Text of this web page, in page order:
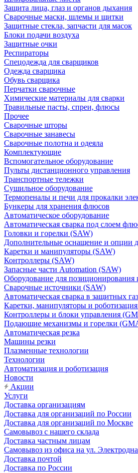
Защита лица, глаз и органов дыхания
Сварочные маски, шлемы и щитки
Защитные стекла, запчасти для масок
Блоки подачи воздуха
Защитные очки
Респираторы
Спецодежда для сварщиков
Одежда сварщика
Обувь сварщика
Перчатки сварочные
Химические материалы для сварки
Травильные пасты, спреи, флюсы
Прочее
Сварочные шторы
Сварочные занавесы
Сварочные полотна и одеяла
Комплектующие
Вспомогательное оборудование
Пульты дистанционного управления
Транспортные тележки
Сушильное оборудование
Термопеналы и печи для прокалки
Бункеры для хранения флюсов
Автоматическое оборудование
Автоматическая сварка под слоем
Головки и горелки (SAW)
Дополнительные оснащение и опции
Каретки и манипуляторы (SAW)
Контроллеры (SAW)
Запасные части Automation (SAW)
Оборудование для позиционирования
Сварочные источники (SAW)
Автоматическая сварка в защитных
Каретки, манипуляторы и
Контроллеры и блоки управления
Подающие механизмы и горелки
Автоматическая резка
Машины резки
Плазменные технологии
Технологии
Автоматизация и роботизация
Новости
Акции
Услуги
Доставка организациям
Доставка для организаций по России
Доставка для организаций по Москве
Самовывоз с нашего склада
Доставка частным лицам
Самовывоз из офиса на ул.
Доставка почтой
Доставка по России